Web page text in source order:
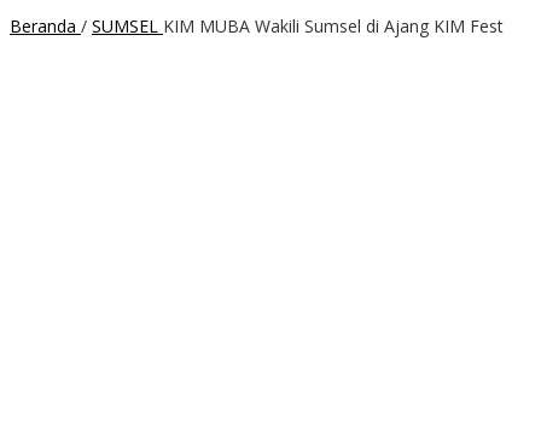
Beranda / SUMSEL KIM MUBA Wakili Sumsel di Ajang KIM Fest